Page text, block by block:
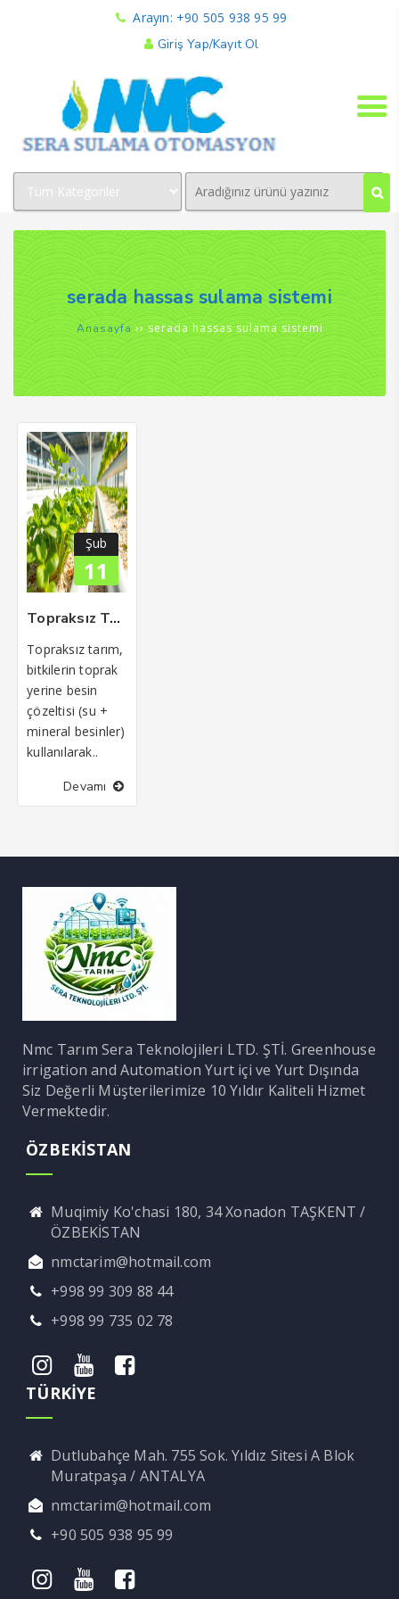
Arayın: +90 505 938 95 99
Giriş Yap/Kayıt Ol
serada hassas sulama sistemi
Anasayfa ›› serada hassas sulama sistemi
Şub
11
Topraksız Tarım Nedir? Başlıca Türleri ve Avantajları
Topraksız tarım,
bitkilerin toprak
yerine besin
çözeltisi (su +
mineral besinler)
kullanılarak..
Devamı
Nmc Tarım Sera Teknolojileri LTD. ŞTİ. Greenhouse
irrigation and Automation Yurt içi ve Yurt Dışında
Siz Değerli Müşterilerimize 10 Yıldır Kaliteli Hizmet
Vermektedir.
ÖZBEKİSTAN
Muqimiy Ko'chasi 180, 34 Xonadon TAŞKENT /
ÖZBEKİSTAN
nmctarim@hotmail.com
+998 99 309 88 44
+998 99 735 02 78
TÜRKİYE
Dutlubahçe Mah. 755 Sok. Yıldız Sitesi A Blok
Muratpaşa / ANTALYA
nmctarim@hotmail.com
+90 505 938 95 99